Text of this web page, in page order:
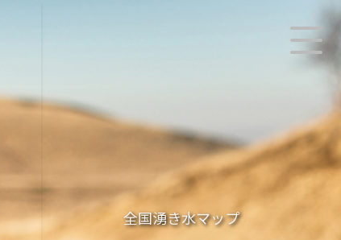
全国湧き水マップ